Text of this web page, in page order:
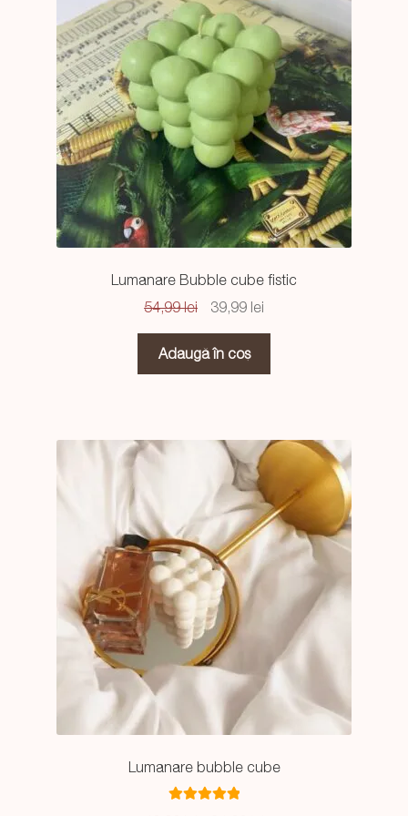
Lumanare Bubble cube fistic
54,99lei
Prețul
a
fost:
39,99 leiPrețul
39,99 lei.
Adaugă în coș
Lumanare bubble cube